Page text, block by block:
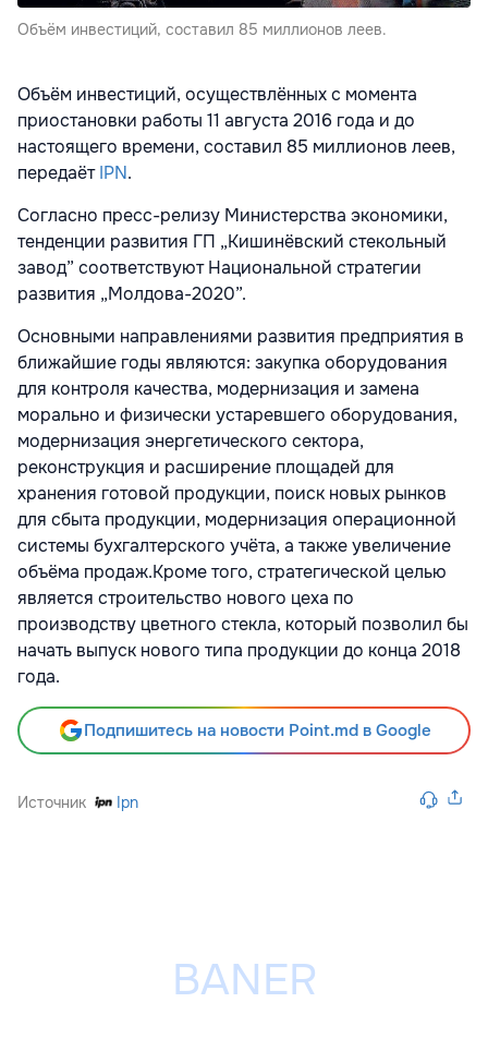
Объём инвестиций, составил 85 миллионов леев.
Объём инвестиций, осуществлённых с момента
приостановки работы 11 августа 2016 года и до
настоящего времени, составил 85 миллионов леев,
передаётIPN.
Согласно пресс-релизу Министерства экономики,
тенденции развития ГП „Кишинёвский стекольный
завод” соответствуют Национальной стратегии
развития „Молдова-2020”.
Основными направлениями развития предприятия в
ближайшие годы являются: закупка оборудования
для контроля качества, модернизация и замена
морально и физически устаревшего оборудования,
модернизация энергетического сектора,
реконструкция и расширение площадей для
хранения готовой продукции, поиск новых рынков
для сбыта продукции, модернизация операционной
системы бухгалтерского учёта, а также увеличение
объёма продаж.Кроме того, стратегической целью
является строительство нового цеха по
производству цветного стекла, который позволил бы
начать выпуск нового типа продукции до конца 2018
года.
Подпишитесь на новости Point.md в Google
Источник Ipn